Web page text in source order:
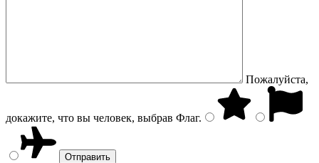
Пожалуйста,
докажите, что вы человек, выбрав Флаг.